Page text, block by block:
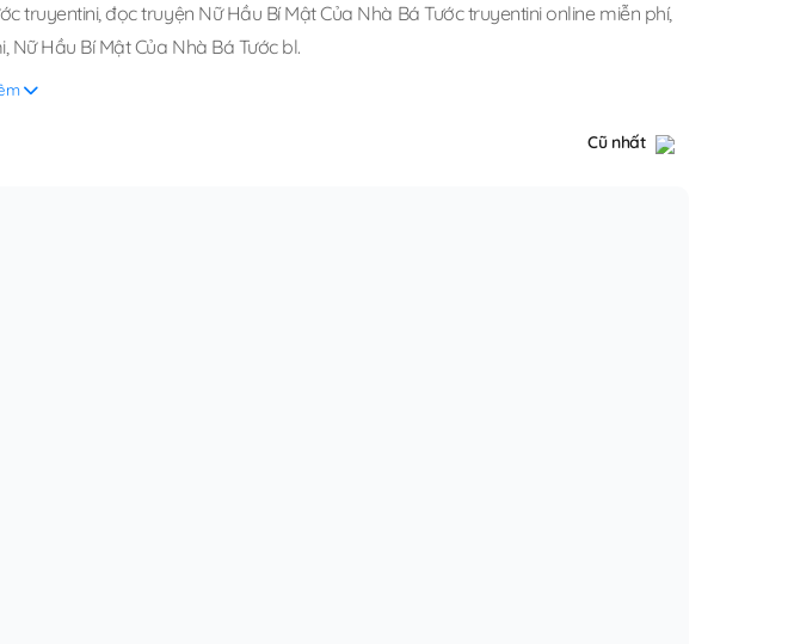
truyentini,đọc truyện Nữ Hầu Bí Mật Của Nhà Bá Tước truyentini online miễn phí,
, Nữ Hầu Bí Mật Của Nhà Bá Tước bl.
Cũ nhất